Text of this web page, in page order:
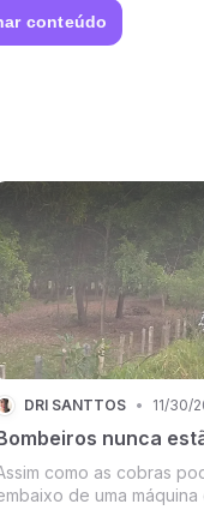
conteúdo
DRI SANTTOS • 11/30/
nunca
como as cobras
de uma